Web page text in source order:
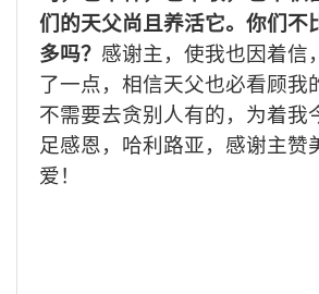
们的天父尚且养活它。你们不
多吗？ 感谢主，使我也因着信
了一点，相信天父也必看顾我
不需要去贪别人有的，为着我
足感恩，哈利路亚，感谢主赞
爱！